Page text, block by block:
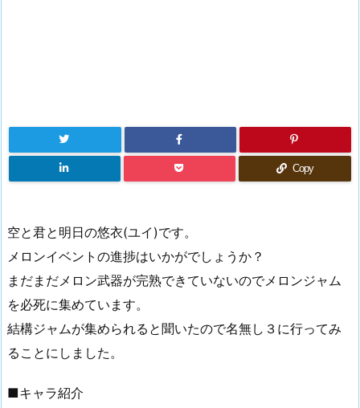
Copy
空と君と明日の悠衣(ユイ)です。
メロンイベントの進捗はいかがでしょうか？
まだまだメロン武器が完熟できていないのでメロンジャム
を必死に集めています。
結構ジャムが集められると聞いたので名無し３に行ってみ
ることにしました。
■キャラ紹介